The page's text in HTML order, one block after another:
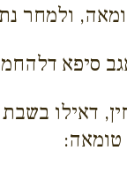
ולמחר
סיפא
דאילו
טומאה: